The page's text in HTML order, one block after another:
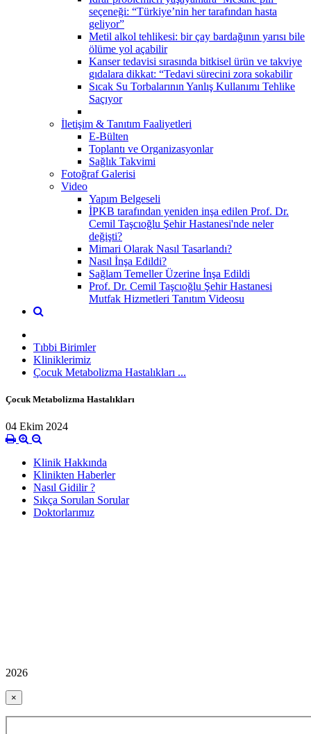
seçeneği: “Türkiye’nin her tarafından hasta
geliyor”
Metil alkol tehlikesi: bir çay bardağının yarısı bile
ölüme yol açabilir
Kanser tedavisi sırasında bitkisel ürün ve takviye
gıdalara dikkat: “Tedavi sürecini zora sokabilir
Sıcak Su Torbalarının Yanlış Kullanımı Tehlike
Saçıyor
İletişim & Tanıtım Faaliyetleri
E-Bülten
Toplantı ve Organizasyonlar
Sağlık Takvimi
Fotoğraf Galerisi
Video
Yapım Belgeseli
İPKB tarafından yeniden inşa edilen Prof. Dr.
Cemil Taşcıoğlu Şehir Hastanesi'nde neler
değişti?
Mimari Olarak Nasıl Tasarlandı?
Nasıl İnşa Edildi?
Sağlam Temeller Üzerine İnşa Edildi
Prof. Dr. Cemil Taşcıoğlu Şehir Hastanesi
Mutfak Hizmetleri Tanıtım Videosu
Tıbbi Birimler
Kliniklerimiz
Çocuk Metabolizma Hastalıkları ...
Çocuk Metabolizma Hastalıkları
04 Ekim 2024
Klinik Hakkında
Klinikten Haberler
Nasıl Gidilir ?
Sıkça Sorulan Sorular
Doktorlarımız
2026
×